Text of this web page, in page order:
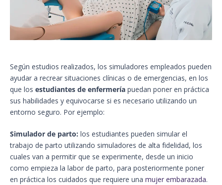
Según estudios realizados, los simuladores empleados pueden
ayudar a recrear situaciones clínicas o de emergencias, en los
que los estudiantes de enfermería puedan poner en práctica
sus habilidades y equivocarse si es necesario utilizando un
entorno seguro. Por ejemplo:
Simulador de parto: los estudiantes pueden simular el
trabajo de parto utilizando simuladores de alta fidelidad, los
cuales van a permitir que se experimente, desde un inicio
como empieza la labor de parto, para posteriormente poner
en práctica los cuidados que requiere una mujer embarazada.